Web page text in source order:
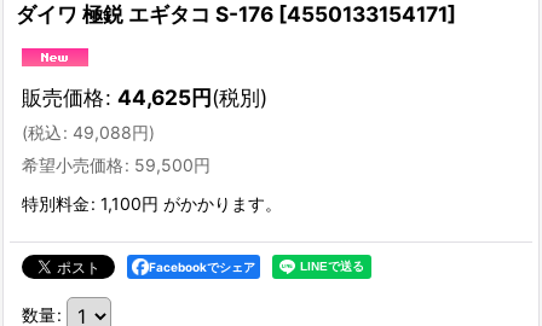
ダイワ 極鋭 エギタコ S-176 [4550133154171]
販売価格: 44,625円(税別)
(税込: 49,088円)
希望小売価格: 59,500円
特別料金: 1,100円 がかかります。
Facebookでシェア
数量: